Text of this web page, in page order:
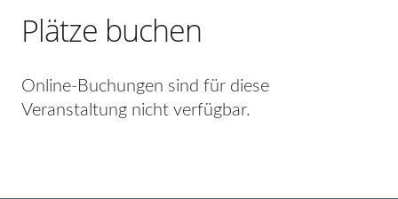
Plätze buchen
Online-Buchungen sind für diese
Veranstaltung nicht verfügbar.